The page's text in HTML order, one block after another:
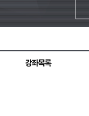
강좌목록